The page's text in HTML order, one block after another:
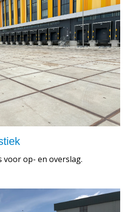
voor op- en overslag.